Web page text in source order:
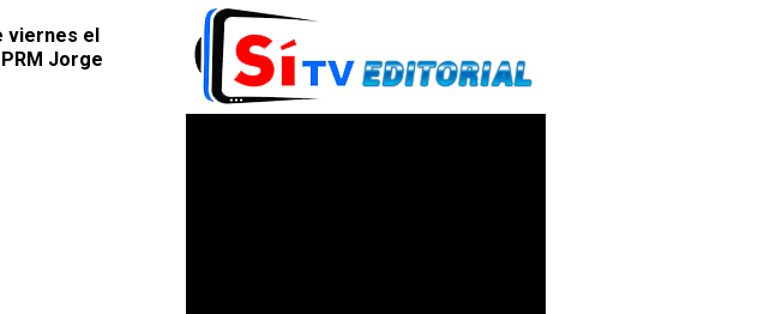
viernes el
Jorge